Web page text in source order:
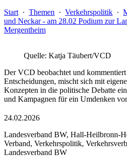
Start · Themen · Verkehrspolitik ·
und Neckar - am 28.02 Podium zur
Mergentheim
Quelle: Katja Täubert/VCD
Der VCD beobachtet und
Entscheidungen, mischt sich mit
Konzepten in die politische Debatte
und Kampagnen für ein Umdenken
24.02.2026
Landesverband BW, Hall-Heilbronn-
Verband, Verkehrspolitik,
Landesverband BW